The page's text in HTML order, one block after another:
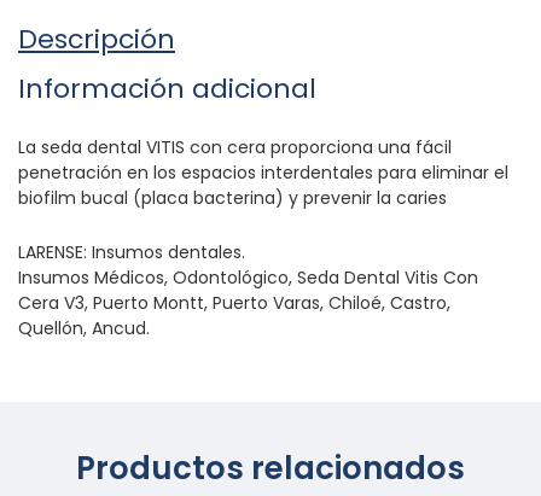
Descripción
Información adicional
La seda dental VITIS con cera proporciona una fácil
penetración en los espacios interdentales para eliminar el
biofilm bucal (placa bacterina) y prevenir la caries
LARENSE: Insumos dentales.
Insumos Médicos, Odontológico, Seda Dental Vitis Con
Cera V3, Puerto Montt, Puerto Varas, Chiloé, Castro,
Quellón, Ancud.
Productos relacionados